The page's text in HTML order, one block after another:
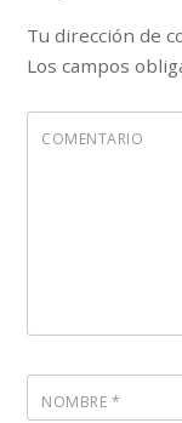
Tu dirección de
Los campos
COMENTARIO
NOMBRE *